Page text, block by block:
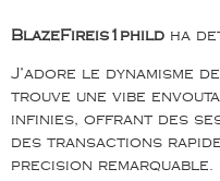
BlazeFireis1phild ha
J’adore le dynamisme
trouve une vibe
infinies, offrant des
des transactions
precision remarquable.